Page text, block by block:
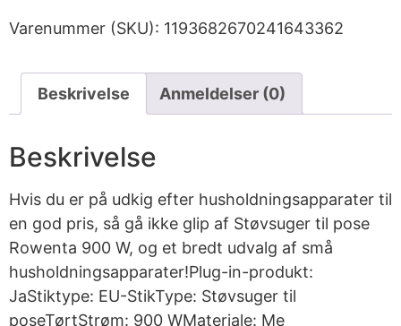
Varenummer (SKU): 1193682670241643362
Beskrivelse Anmeldelser (0)
Beskrivelse
Hvis du er på udkig efter husholdningsapparater til
en god pris, så gå ikke glip af Støvsuger til pose
Rowenta 900 W, og et bredt udvalg af små
husholdningsapparater!Plug-in-produkt:
JaStiktype: EU-StikType: Støvsuger til
poseTørtStrøm: 900 WMateriale: Me